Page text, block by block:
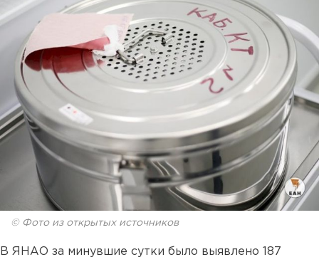
© Фото из открытых источников
В ЯНАО за минувшие сутки было выявлено 187